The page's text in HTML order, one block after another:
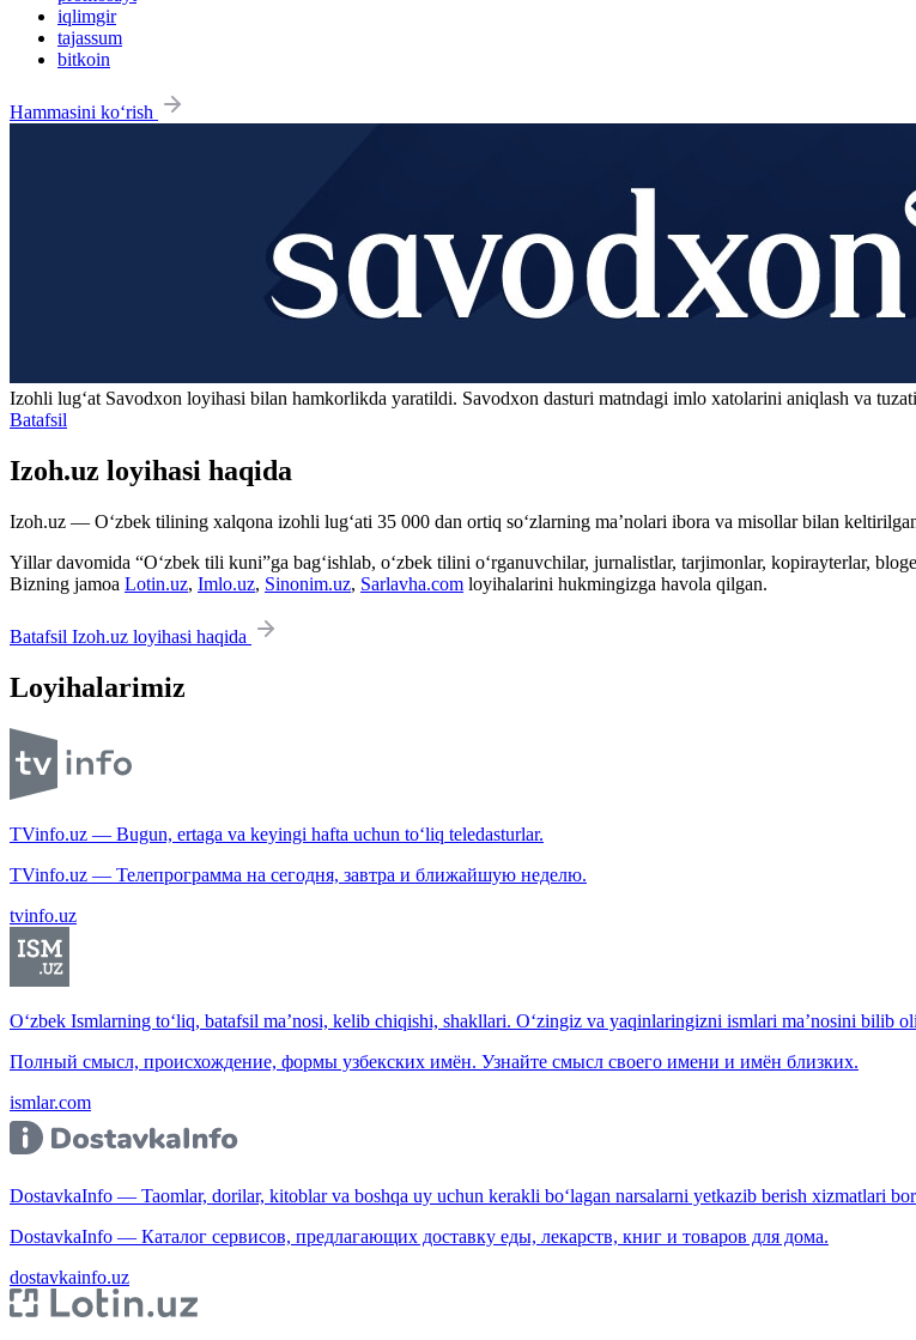
iqlimgir
tajassum
bitkoin
Hammasini ko‘rish
Izohli lugʻat Savodxon loyihasi bilan hamkorlikda yaratildi. Savodxon dasturi matndagi imlo xatolarini aniqlash va
Batafsil
Izoh.uz loyihasi haqida
Izoh.uz — O‘zbek tilining xalqona izohli lug‘ati 35 000 dan ortiq so‘zlarning ma’nolari ibora va misollar bilan
Yillar davomida “O‘zbek tili kuni”ga bag‘ishlab, o‘zbek tilini o‘rganuvchilar, jurnalistlar, tarjimonlar, kopirayterlar,
Bizning jamoa Lotin.uz, Imlo.uz, Sinonim.uz, Sarlavha.com loyihalarini hukmingizga havola qilgan.
Batafsil Izoh.uz loyihasi haqida
Loyihalarimiz
TVinfo.uz — Bugun, ertaga va keyingi hafta uchun to‘liq teledasturlar.
TVinfo.uz — Телепрограмма на сегодня, завтра и ближайшую неделю.
tvinfo.uz
O‘zbek Ismlarning to‘liq, batafsil ma’nosi, kelib chiqishi, shakllari. O‘zingiz va yaqinlaringizni ismlari ma’nosini bilib
Полный смысл, происхождение, формы узбекских имён. Узнайте смысл своего имени и имён близких.
ismlar.com
DostavkaInfo — Taomlar, dorilar, kitoblar va boshqa uy uchun kerakli bo‘lagan narsalarni yetkazib berish xizmatlari
DostavkaInfo — Каталог сервисов, предлагающих доставку еды, лекарств, книг и товаров для дома.
dostavkainfo.uz